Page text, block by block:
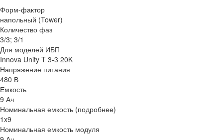
Форм-фактор
напольный (Tower)
Количество фаз
3/3; 3/1
Для моделей ИБП
Innova Unity T 3-3 20K
Напряжение питания
480 В
Емкость
9 Ач
Номинальная емкость (подробнее)
1x9
Номинальная емкость модуля